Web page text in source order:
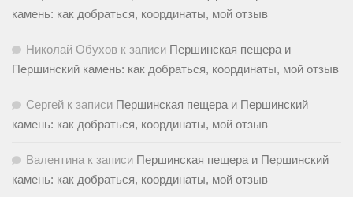
камень: как добраться, координаты, мой отзыв
Николай Обухов к записи Першинская пещера и
Першинский камень: как добраться, координаты, мой отзыв
Сергей к записи Першинская пещера и Першинский
камень: как добраться, координаты, мой отзыв
Валентина к записи Першинская пещера и Першинский
камень: как добраться, координаты, мой отзыв